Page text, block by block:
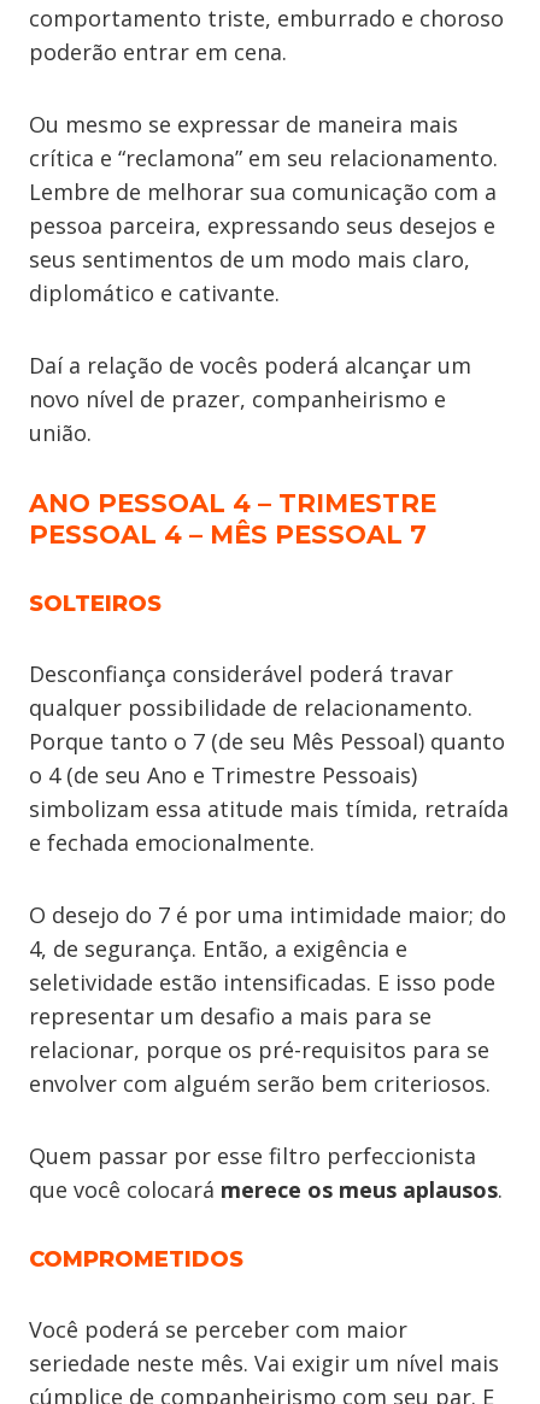
comportamento triste, emburrado e choroso
poderão entrar em cena.
Ou mesmo se expressar de maneira mais
crítica e “reclamona” em seu relacionamento.
Lembre de melhorar sua comunicação com a
pessoa parceira, expressando seus desejos e
seus sentimentos de um modo mais claro,
diplomático e cativante.
Daí a relação de vocês poderá alcançar um
novo nível de prazer, companheirismo e
união.
ANO PESSOAL 4 – TRIMESTRE
PESSOAL 4 – MÊS PESSOAL 7
SOLTEIROS
Desconfiança considerável poderá travar
qualquer possibilidade de relacionamento.
Porque tanto o 7 (de seu Mês Pessoal) quanto
o 4 (de seu Ano e Trimestre Pessoais)
simbolizam essa atitude mais tímida, retraída
e fechada emocionalmente.
O desejo do 7 é por uma intimidade maior; do
4, de segurança. Então, a exigência e
seletividade estão intensificadas. E isso pode
representar um desafio a mais para se
relacionar, porque os pré-requisitos para se
envolver com alguém serão bem criteriosos.
Quem passar por esse filtro perfeccionista
que você colocará merece os meus aplausos.
COMPROMETIDOS
Você poderá se perceber com maior
seriedade neste mês. Vai exigir um nível mais
cúmplice de companheirismo com seu par. E